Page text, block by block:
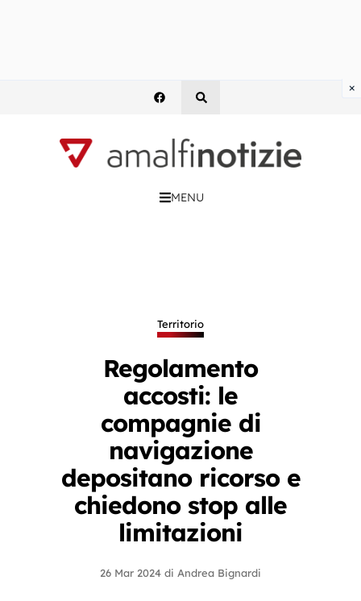
MENU
Territorio
Regolamento
accosti: le
compagnie di
navigazione
depositano ricorso e
chiedono stop alle
limitazioni
26 Mar 2024 di Andrea Bignardi
×